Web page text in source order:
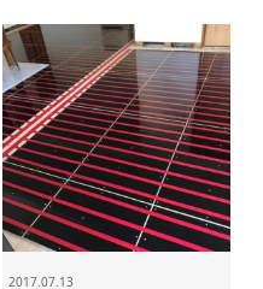
2017.07.13